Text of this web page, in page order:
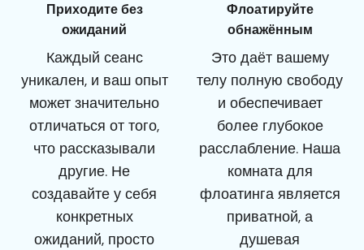
Приходите без
ожиданий
Каждый сеанс
уникален, и ваш опыт
может значительно
отличаться от того,
что рассказывали
другие. Не
создавайте у себя
конкретных
ожиданий, просто
Флоатируйте
обнажённым
Это даёт вашему
телу полную свободу
и обеспечивает
более глубокое
расслабление. Наша
комната для
флоатинга является
приватной, а
душевая